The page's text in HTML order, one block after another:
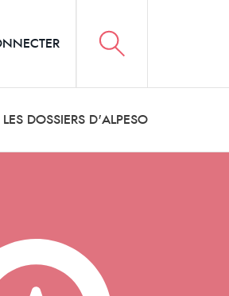
LES DOSSIERS D'ALPESO